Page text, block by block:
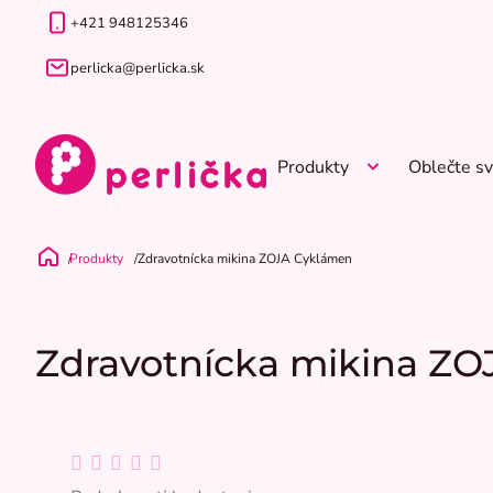
+421 948125346
perlicka@perlicka.sk
Produkty Oblečte
Domov
Produkty Zdravotnícka mikina ZOJA Cyklámen
Zdravotnícka mikina
Priemerné